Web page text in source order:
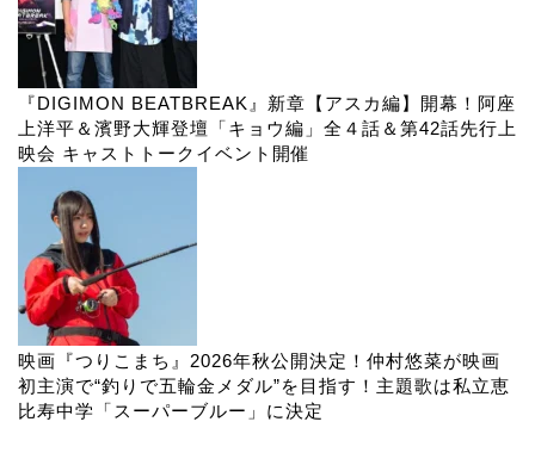
『DIGIMON BEATBREAK』新章【アスカ編】開幕！阿座
上洋平＆濱野大輝登壇「キョウ編」全４話＆第42話先行上
映会 キャストトークイベント開催
映画『つりこまち』2026年秋公開決定！仲村悠菜が映画
初主演で“釣りで五輪金メダル”を目指す！主題歌は私立恵
比寿中学「スーパーブルー」に決定